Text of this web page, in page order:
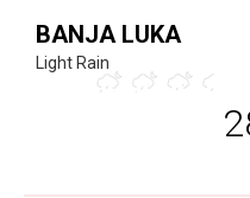
BANJA LUKA
Light Rain